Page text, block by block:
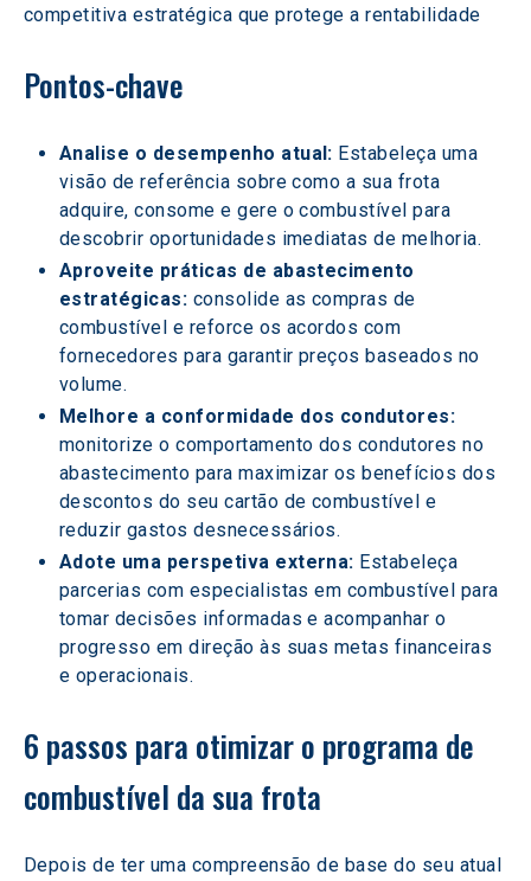
competitiva estratégica que protege a rentabilidade
Pontos-chave
Analise o desempenho atual: Estabeleça uma
visão de referência sobre como a sua frota
adquire, consome e gere o combustível para
descobrir oportunidades imediatas de melhoria.
Aproveite práticas de abastecimento
estratégicas: consolide as compras de
combustível e reforce os acordos com
fornecedores para garantir preços baseados no
volume.
Melhore a conformidade dos condutores:
monitorize o comportamento dos condutores no
abastecimento para maximizar os benefícios dos
descontos do seu cartão de combustível e
reduzir gastos desnecessários.
Adote uma perspetiva externa: Estabeleça
parcerias com especialistas em combustível para
tomar decisões informadas e acompanhar o
progresso em direção às suas metas financeiras
e operacionais.
6 passos para otimizar o programa de
combustível da sua frota
Depois de ter uma compreensão de base do seu atual